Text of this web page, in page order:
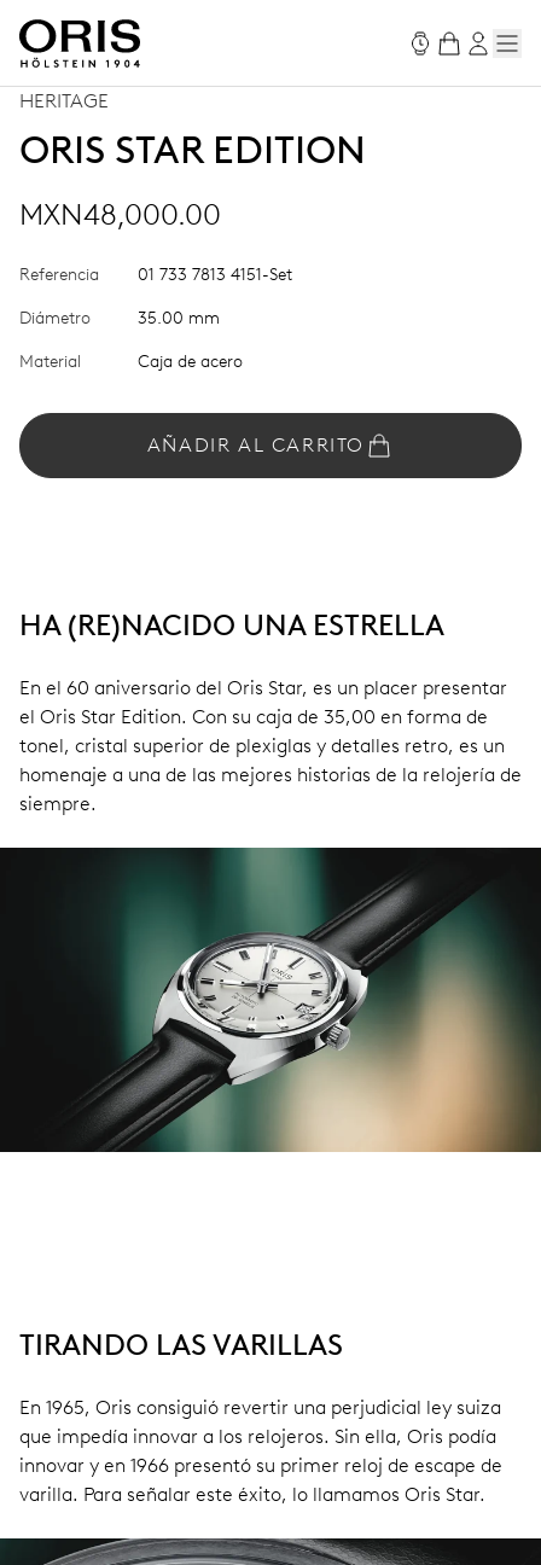
HERITAGE
ORIS STAR EDITION
MXN48,000.00
Referencia 01 733 7813 4151-Set
Diámetro 35.00 mm
Material Caja de acero
AÑADIR AL CARRITO
HA (RE)NACIDO UNA ESTRELLA
En el 60 aniversario del Oris Star, es un placer presentar
el Oris Star Edition. Con su caja de 35,00 en forma de
tonel, cristal superior de plexiglas y detalles retro, es un
homenaje a una de las mejores historias de la relojería de
siempre.
TIRANDO LAS VARILLAS
En 1965, Oris consiguió revertir una perjudicial ley suiza
que impedía innovar a los relojeros. Sin ella, Oris podía
innovar y en 1966 presentó su primer reloj de escape de
varilla. Para señalar este éxito, lo llamamos Oris Star.